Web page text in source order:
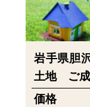
岩手県胆
土地 ご
価格